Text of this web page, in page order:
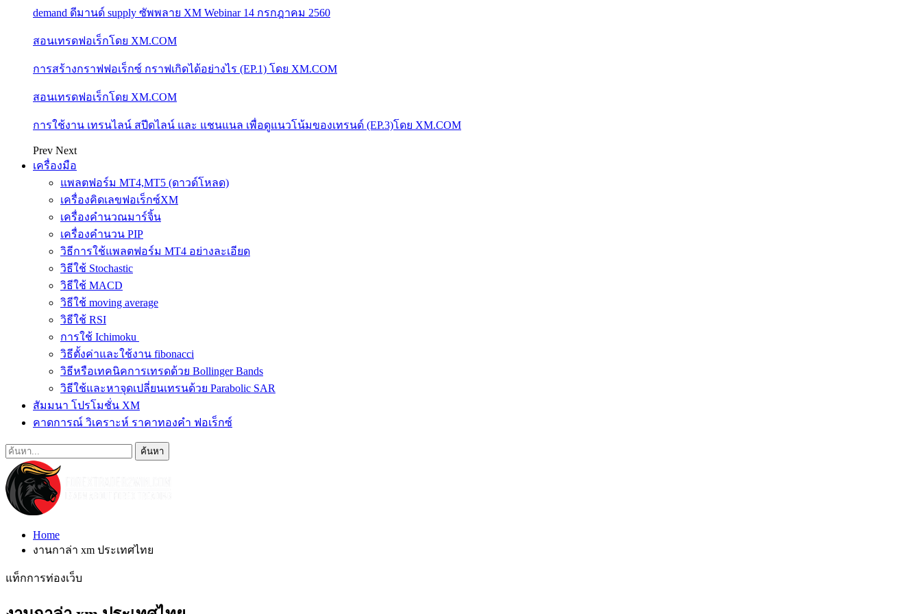
demand ดีมานด์ supply ซัพพลาย XM Webinar 14 กรกฎาคม 2560
สอนเทรดฟอเร็กโดย XM.COM
การสร้างกราฟฟอเร็กซ์ กราฟเกิดได้อย่างไร (EP.1) โดย XM.COM
สอนเทรดฟอเร็กโดย XM.COM
การใช้งาน เทรนไลน์ สปีดไลน์ และ แชนแนล เพื่อดูแนวโน้มของเทรนด์ (EP.3)โดย XM.COM
Prev Next
เครื่องมือ
แพลตฟอร์ม MT4,MT5 (ดาวด์โหลด)
เครื่องคิดเลขฟอเร็กซ์XM
เครื่องคำนวณมาร์จิ้น
เครื่องคำนวน PIP
วิธีการใช้แพลตฟอร์ม MT4 อย่างละเอียด
วิธีใช้ Stochastic
วิธีใช้ MACD
วิธีใช้ moving average
วิธีใช้ RSI
การใช้ Ichimoku
วิธีตั้งค่าและใช้งาน fibonacci
วิธีหรือเทคนิคการเทรดด้วย Bollinger Bands
วิธีใช้และหาจุดเปลี่ยนเทรนด้วย Parabolic SAR
สัมมนา โปรโมชั่น XM
คาดการณ์ วิเคราะห์ ราคาทองคำ ฟอเร็กซ์
Home
งานกาล่า xm ประเทศไทย
แท็กการท่องเว็บ